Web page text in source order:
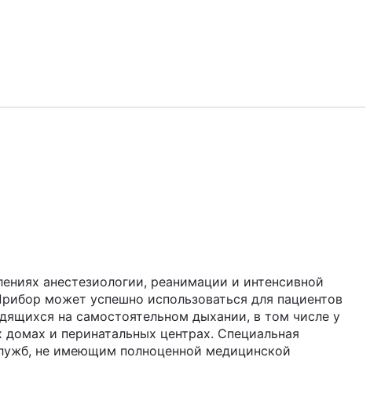
анестезиологии, реанимации и интенсивной
может успешно использоваться для пациентов
на самостоятельном дыхании, в том числе у
и перинатальных центрах. Специальная
не имеющим полноценной медицинской